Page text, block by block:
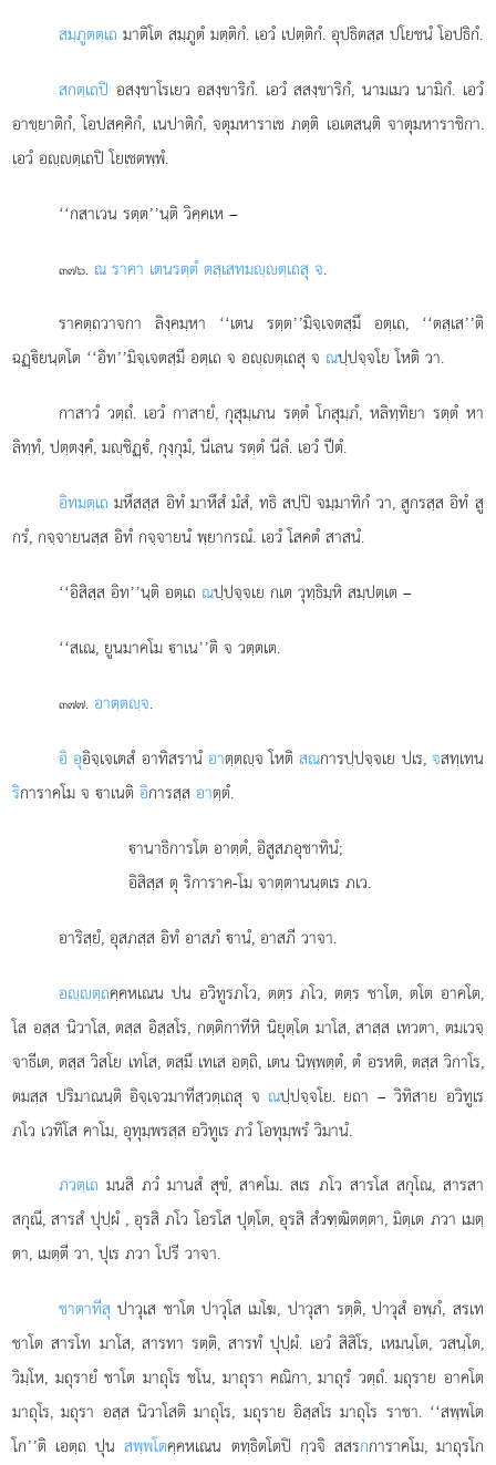
สมฺภูตตฺเถ มาติโต สมฺภูตํ มตฺติกํ. เอวํ เปตฺติกํ. อุปธิตสฺส ปโยชนํ โอปธิกํ.
สกตฺเถปิ อสงฺขาโรเยว อสงฺขาริกํ. เอวํ สสงฺขาริกํ, นามเมว นามิกํ. เอวํ
อาขฺยาติกํ, โอปสคฺคิกํ, เนปาติกํ, จตุมหาราเช ภตฺติ เอเตสนฺติ จาตุมหาราชิกา.
เอวํ อฺตฺเถปิ โยเชตพฺพํ.
‘‘กสาเวน รตฺต’’นฺติ วิคฺคเห –
๓๗๖.ณ ราคา เตนรตฺตํ ตสฺเสทมฺตฺเถสุ จ.
ราคตฺถวาจกา ลิงฺคมฺหา ‘‘เตน รตฺต’’มิจฺเจตสฺมึ อตฺเถ, ‘‘ตสฺเส’’ติ
ฉฏฺิยนฺตโต ‘‘อิท’’มิจฺเจตสฺมึ อตฺเถ จ อฺตฺเถสุ จณปฺปจฺจโย โหติ วา.
กาสาวํ วตฺถํ. เอวํ กาสายํ, กุสุมฺเภน รตฺตํ โกสุมฺภํ, หลิทฺทิยา รตฺตํ หา
ลิทฺทํ, ปตฺตงฺคํ, มฺชิฏฺํ, กุงฺกุมํ, นีเลน รตฺตํ นีลํ. เอวํ ปีตํ.
อิทมตฺเถ มหึสสฺส อิทํ มาหึสํ มํสํ, ทธิ สปฺปิ จมฺมาทิกํ วา, สูกรสฺส อิทํ สู
กรํ, กจฺจายนสฺส อิทํ กจฺจายนํ พฺยากรณํ. เอวํ โสคตํ สาสนํ.
‘‘อิสิสฺส อิท’’นฺติ อตฺเถณปฺปจฺจเย กเต วุทฺธิมฺหิ สมฺปตฺเต –
‘‘สเณ, ยูนมาคโม าเน’’ติ จ วตฺตเต.
๓๗๗.อาตฺตฺจ.
อิ อุอิจฺเจเตสํ อาทิสรานํ อาตฺตฺจ โหติสณการปฺปจฺจเย ปเร, จสทฺเทน
ริการาคโม จ าเนติอิการสฺสอาตฺตํ.
านาธิการโต อาตฺตํ, อิสูสภอุชาทินํ;
อิสิสฺส ตุ ริการาค-โม จาตฺตานนฺตเร ภเว.
อาริสฺยํ, อุสภสฺส อิทํ อาสภํ านํ, อาสภี วาจา.
อฺตฺถคฺคหเณน ปน อวิทูรภโว, ตตฺร ภโว, ตตฺร ชาโต, ตโต อาคโต,
โส อสฺส นิวาโส, ตสฺส อิสฺสโร, กตฺติกาทีหิ นิยุตฺโต มาโส, สาสฺส เทวตา, ตมเวจฺ
จาธีเต, ตสฺส วิสโย เทโส, ตสฺมึ เทเส อตฺถิ, เตน นิพฺพตฺตํ, ตํ อรหติ, ตสฺส วิกาโร,
ตมสฺส ปริมาณนฺติ อิจฺเจวมาทีสฺวตฺเถสุ จ ณปฺปจฺจโย. ยถา – วิทิสาย อวิทูเร
ภโว เวทิโส คาโม, อุทุมฺพรสฺส อวิทูเร ภวํ โอทุมฺพรํ วิมานํ.
ภวตฺเถ มนสิ ภวํ มานสํ สุขํ, สาคโม. สเร ภโว สารโส สกุโณ, สารสา
สกุณี, สารสํ ปุปฺผํ , อุรสิ ภโว โอรโส ปุตฺโต, อุรสิ สํวฑฺฒิตตฺตา, มิตฺเต ภวา เมตฺ
ตา, เมตฺตี วา, ปุเร ภวา โปรี วาจา.
ชาตาทีสุ ปาวุเส ชาโต ปาวุโส เมโฆ, ปาวุสา รตฺติ, ปาวุสํ อพฺภํ, สรเท
ชาโต สารโท มาโส, สารทา รตฺติ, สารทํ ปุปฺผํ. เอวํ สิสิโร, เหมนฺโต, วสนฺโต,
วิมฺโห, มถุรายํ ชาโต มาถุโร ชโน, มาถุรา คณิกา, มาถุรํ วตฺถํ. มถุราย อาคโต
มาถุโร, มถุรา อสฺส นิวาโสติ มาถุโร, มถุราย อิสฺสโร มาถุโร ราชา. ‘‘สพฺพโต
โก’’ติ เอตฺถ ปุนสพฺพโตคฺคหเณน ตทฺธิตโตปิ กฺวจิ สสรกการาคโม, มาถุรโก